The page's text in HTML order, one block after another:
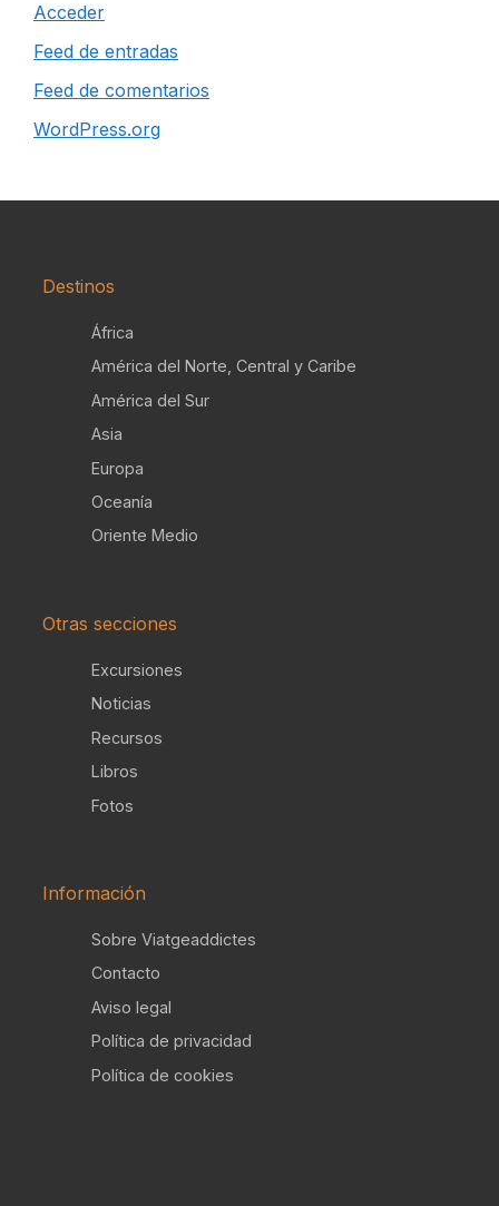
Acceder
Feed de entradas
Feed de comentarios
WordPress.org
Destinos
África
América del Norte, Central y Caribe
América del Sur
Asia
Europa
Oceanía
Oriente Medio
Otras secciones
Excursiones
Noticias
Recursos
Libros
Fotos
Información
Sobre Viatgeaddictes
Contacto
Aviso legal
Política de privacidad
Política de cookies